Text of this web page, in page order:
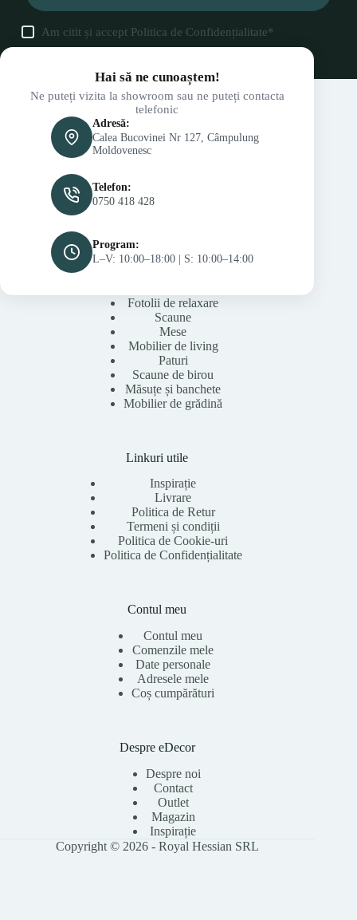
Am citit și accept Politica de Confidențialitate*
Hai să ne cunoaștem!
Ne puteți vizita la showroom sau ne puteți contacta
telefonic
Adresă:
Calea Bucovinei Nr 127, Câmpulung
Moldovenesc
Telefon:
0750 418 428
Program:
L–V: 10:00–18:00 | S: 10:00–14:00
Fotolii de relaxare
Scaune
Mese
Mobilier de living
Paturi
Scaune de birou
Măsuțe și banchete
Mobilier de grădină
Linkuri utile
Inspirație
Livrare
Politica de Retur
Termeni și condiții
Politica de Cookie-uri
Politica de Confidențialitate
Contul meu
Contul meu
Comenzile mele
Date personale
Adresele mele
Coș cumpărături
Despre eDecor
Despre noi
Contact
Outlet
Magazin
Inspirație
Copyright © 2026 - Royal Hessian SRL